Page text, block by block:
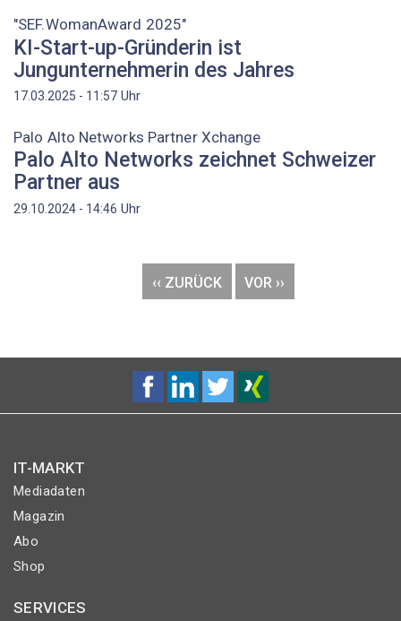
"SEF.WomanAward 2025"
KI-Start-up-Gründerin ist
Jungunternehmerin des Jahres
17.03.2025 - 11:57 Uhr
Palo Alto Networks Partner Xchange
Palo Alto Networks zeichnet Schweizer
Partner aus
29.10.2024 - 14:46 Uhr
VORHERIGE
SEITE
‹‹ ZURÜCK
NÄCHSTE
SEITE
VOR ››
IT-MARKT
Mediadaten
Magazin
Abo
Shop
SERVICES